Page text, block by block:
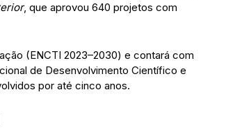
, que aprovou 640 projetos com
(ENCTI 2023–2030) e contará com
de Desenvolvimento Científico e
por até cinco anos.